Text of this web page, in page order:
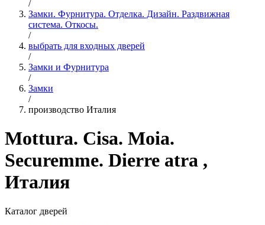
/
Замки. Фурнитура. Отделка. Дизайн. Раздвижная
система. Откосы.
/
выбрать для входных дверей
/
Замки и Фурнитура
/
Замки
/
производство Италия
Mottura. Cisa. Moia.
Securemme. Dierre atra ,
Италия
Каталог дверей